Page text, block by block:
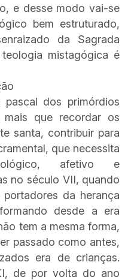
e desse modo vai-se
bem estruturado,
da Sagrada
mistagógica é
dos primórdios
que recordar os
santa, contribuir para
que necessita
afetivo e
no século VII, quando
da herança
desde a era
tem a mesma forma,
passado como antes,
era de crianças.
de por volta do ano